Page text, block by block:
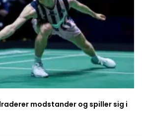
modstander og spiller sig i